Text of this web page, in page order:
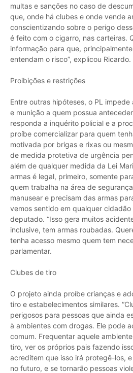
multas e sanções no caso de
que, onde há clubes e onde vende
conscientizando sobre o perigo
é feito com o cigarro, nas carteiras.
informação para que,
entendam o risco”, explicou Ricardo.
Proibições e restrições
Entre outras hipóteses, o PL
e munição a quem possua
responda a inquérito policial e a
proíbe comercializar para quem
motivada por brigas e rixas ou
de medida protetiva de urgência
além de qualquer medida da Lei
armas é legal, primeiro, somente
quem trabalha na área de
manusear e precisam das armas
vemos sentido em qualquer cidadão
deputado. “Isso gera muitos
inclusive, tem armas roubadas.
tenha acesso mesmo quem tem
parlamentar.
Clubes de tiro
O projeto ainda proíbe crianças e
tiro e estabelecimentos similares.
perigosos para pessoas que ainda
à ambientes com drogas. Ele pode
comum. Frequentar aquele
tiro, ver os próprios pais fazendo
acreditem que isso irá protegê-los,
no futuro, e se tornarão pessoas